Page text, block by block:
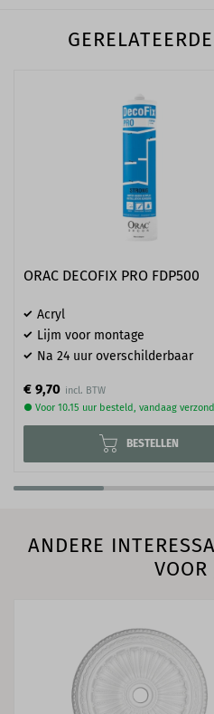
ORAC DECOFIX PRO​ FDP500
Acryl
Lijm voor montage
Na 24 uur overschilderbaar
€ 9,70
● Voor 10.15 uur besteld, vandaag
BESTELLEN
ANDERE
VOOR